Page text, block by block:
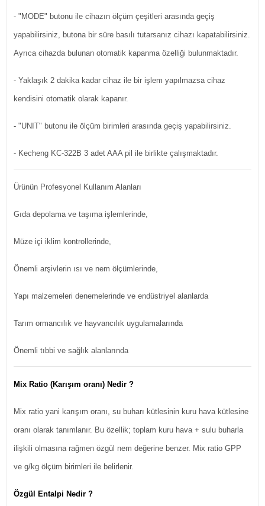
- "MODE" butonu ile cihazın ölçüm çeşitleri arasında geçiş
yapabilirsiniz, butona bir süre basılı tutarsanız cihazı kapatabilirsiniz.
Ayrıca cihazda bulunan otomatik kapanma özelliği bulunmaktadır.
- Yaklaşık 2 dakika kadar cihaz ile bir işlem yapılmazsa cihaz
kendisini otomatik olarak kapanır.
- "UNIT" butonu ile ölçüm birimleri arasında geçiş yapabilirsiniz.
- Kecheng KC-322B 3 adet AAA pil ile birlikte çalışmaktadır.
Ürünün Profesyonel Kullanım Alanları
Gıda depolama ve taşıma işlemlerinde,
Müze içi iklim kontrollerinde,
Önemli arşivlerin ısı ve nem ölçümlerinde,
Yapı malzemeleri denemelerinde ve endüstriyel alanlarda
Tarım ormancılık ve hayvancılık uygulamalarında
Önemli tıbbi ve sağlık alanlarında
Mix Ratio (Karışım oranı) Nedir ?
Mix ratio yani karışım oranı, su buharı kütlesinin kuru hava kütlesine
oranı olarak tanımlanır. Bu özellik; toplam kuru hava + sulu buharla
ilişkili olmasına rağmen özgül nem değerine benzer. Mix ratio GPP
ve g/kg ölçüm birimleri ile belirlenir.
Özgül Entalpi Nedir ?